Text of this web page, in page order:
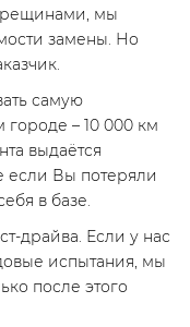
мы
замены. Но
самую
– 10 000 км
выдаётся
если Вы потеряли
в базе.
драйва. Если у нас
испытания, мы
после этого